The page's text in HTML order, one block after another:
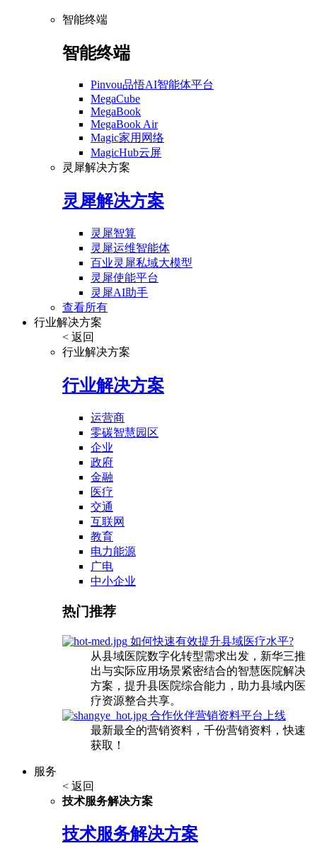
智能终端
智能终端
Pinvou品悟AI智能体平台
MegaCube
MegaBook
MegaBook Air
Magic家用网络
MagicHub云屏
灵犀解决方案
灵犀解决方案
灵犀智算
灵犀运维智能体
百业灵犀私域大模型
灵犀使能平台
灵犀AI助手
查看所有
行业解决方案
< 返回
行业解决方案
行业解决方案
运营商
零碳智慧园区
企业
政府
金融
医疗
交通
互联网
教育
电力能源
广电
中小企业
热门推荐
如何快速有效提升县域医疗水平?
从县域医院数字化转型需求出发，新华三推
出与实际应用场景紧密结合的智慧医院解决
方案，提升县医院综合能力，助力县域内医
疗资源整合共享。
合作伙伴营销资料平台上线
最新最全的营销资料，千份营销资料，快速
获取！
服务
< 返回
技术服务解决方案
技术服务解决方案